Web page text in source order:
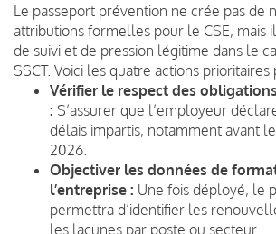
Le passeport prévention ne crée pas de
attributions formelles pour le CSE, mais
de suivi et de pression légitime dans le
SSCT. Voici les quatre actions
Vérifier le respect des
: S’assurer que l’employeur
délais impartis, notamment avant
2026.
Objectiver les données de
l’entreprise : Une fois déployé, le
permettra d’identifier les
les lacunes par poste ou secteur.